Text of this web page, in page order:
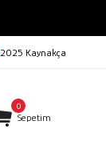
2025 Kaynakça
0
Sepetim